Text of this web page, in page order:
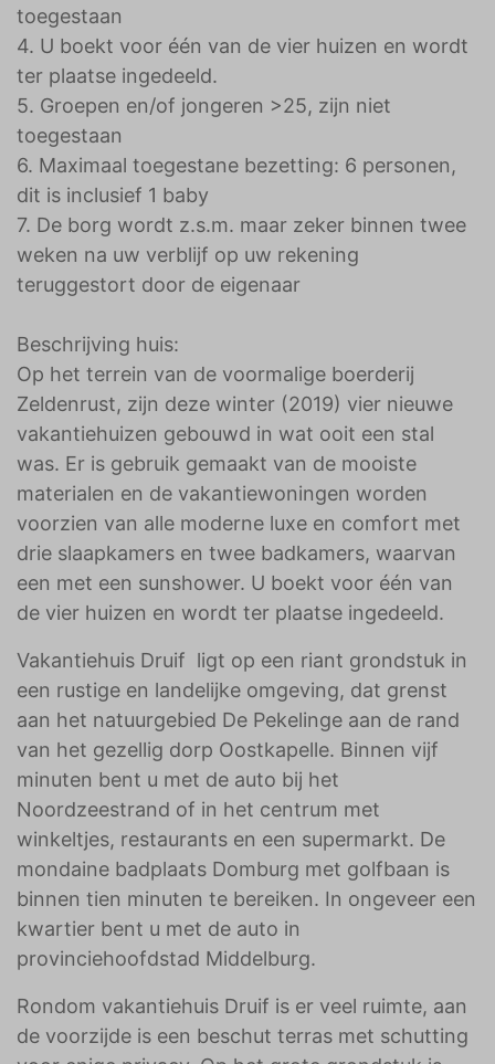
toegestaan
4. U boekt voor één van de vier huizen en wordt
ter plaatse ingedeeld.
5. Groepen en/of jongeren >25, zijn niet
toegestaan
6. Maximaal toegestane bezetting: 6 personen,
dit is inclusief 1 baby
7. De borg wordt z.s.m. maar zeker binnen twee
weken na uw verblijf op uw rekening
teruggestort door de eigenaar
Beschrijving huis:
Op het terrein van de voormalige boerderij
Zeldenrust, zijn deze winter (2019) vier nieuwe
vakantiehuizen gebouwd in wat ooit een stal
was. Er is gebruik gemaakt van de mooiste
materialen en de vakantiewoningen worden
voorzien van alle moderne luxe en comfort met
drie slaapkamers en twee badkamers, waarvan
een met een sunshower. U boekt voor één van
de vier huizen en wordt ter plaatse ingedeeld.
Vakantiehuis Druif ligt op een riant grondstuk in
een rustige en landelijke omgeving, dat grenst
aan het natuurgebied De Pekelinge aan de rand
van het gezellig dorp Oostkapelle. Binnen vijf
minuten bent u met de auto bij het
Noordzeestrand of in het centrum met
winkeltjes, restaurants en een supermarkt. De
mondaine badplaats Domburg met golfbaan is
binnen tien minuten te bereiken. In ongeveer een
kwartier bent u met de auto in
provinciehoofdstad Middelburg.
Rondom vakantiehuis Druif is er veel ruimte, aan
de voorzijde is een beschut terras met schutting